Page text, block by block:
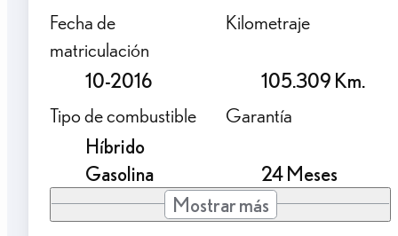
Fecha de
matriculación
10-2016
Kilometraje
105.309 Km.
Tipo de combustible
Híbrido
Gasolina
Garantía
24 Meses
Mostrar más